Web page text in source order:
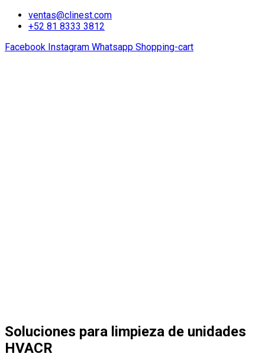
ventas@clinest.com
+52 81 8333 3812
Facebook Instagram Whatsapp Shopping-cart
Soluciones para limpieza de unidades
HVACR